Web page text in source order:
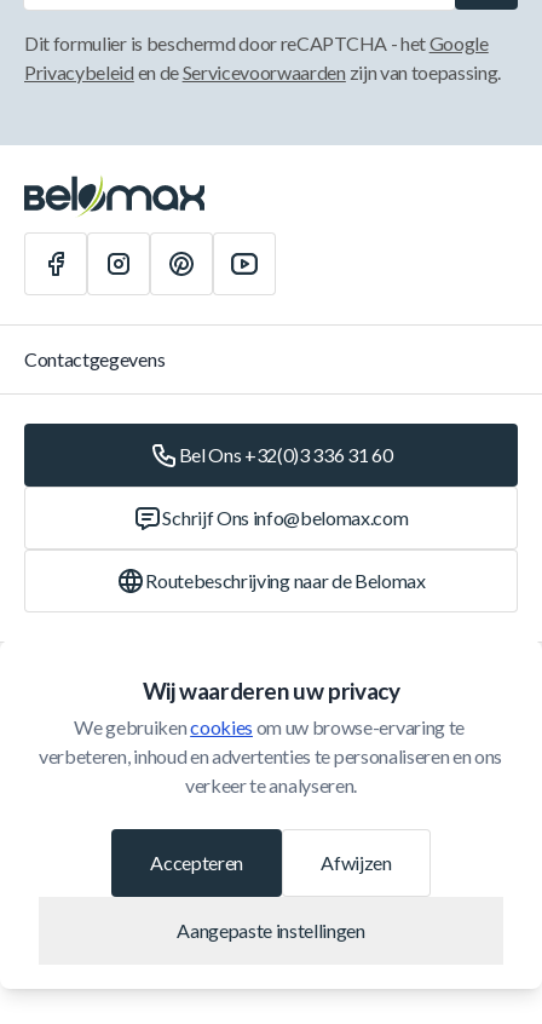
Wij waarderen uw privacy
We gebruiken cookies om uw browse-ervaring te
verbeteren, inhoud en advertenties te personaliseren en ons
verkeer te analyseren.
Afwijzen
Aangepaste instellingen
Accepteren
Dit formulier is beschermd door reCAPTCHA - hetGoogle
Privacybeleid en deServicevoorwaarden zijn van toepassing.
Klantenservice
Contactgegevens
Bel Ons +32(0)3 336 31 60
Schrijf Ons info@belomax.com
Routebeschrijving naar de Belomax